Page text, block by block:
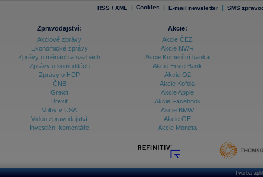
RSS / XML | Cookies | E-mail newsletter | SMS
Zpravodajství:
Akciové zprávy
Ekonomické zprávy
Zprávy o měnách a sazbách
Zprávy o komoditách
Zprávy o HDP
ČNB
Grexit
Brexit
Volby v USA
Video zpravodajství
Investiční komentáře
Akcie:
Akcie ČEZ
Akcie NWR
Akcie Komerční banka
Akcie Erste Bank
Akcie O2
Akcie Kofola
Akcie Apple
Akcie Facebook
Akcie BMW
Akcie GE
Akcie Moneta
Tvorba